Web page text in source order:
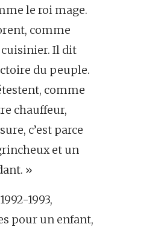
le roi mage.
comme
Il dit
du peuple.
comme
chauffeur,
c’est parce
et un
»
1993,
pour un enfant,